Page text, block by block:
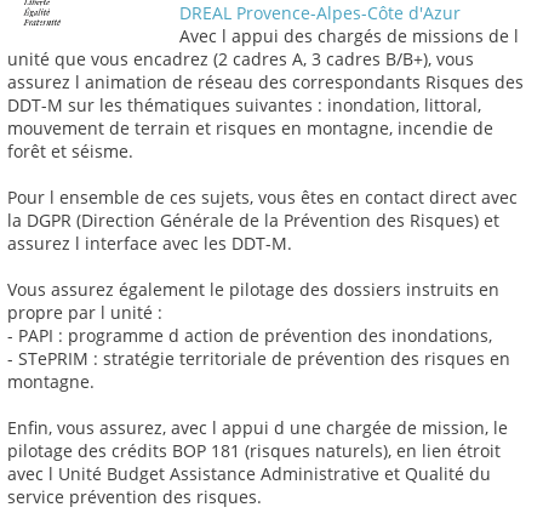
DREAL Provence-Alpes-Côte d'Azur
Avec l appui des chargés de missions de l
unité que vous encadrez (2 cadres A, 3 cadres B/B+), vous
assurez l animation de réseau des correspondants Risques des
DDT-M sur les thématiques suivantes : inondation, littoral,
mouvement de terrain et risques en montagne, incendie de
forêt et séisme.
Pour l ensemble de ces sujets, vous êtes en contact direct avec
la DGPR (Direction Générale de la Prévention des Risques) et
assurez l interface avec les DDT-M.
Vous assurez également le pilotage des dossiers instruits en
propre par l unité :
- PAPI : programme d action de prévention des inondations,
- STePRIM : stratégie territoriale de prévention des risques en
montagne.
Enfin, vous assurez, avec l appui d une chargée de mission, le
pilotage des crédits BOP 181 (risques naturels), en lien étroit
avec l Unité Budget Assistance Administrative et Qualité du
service prévention des risques.